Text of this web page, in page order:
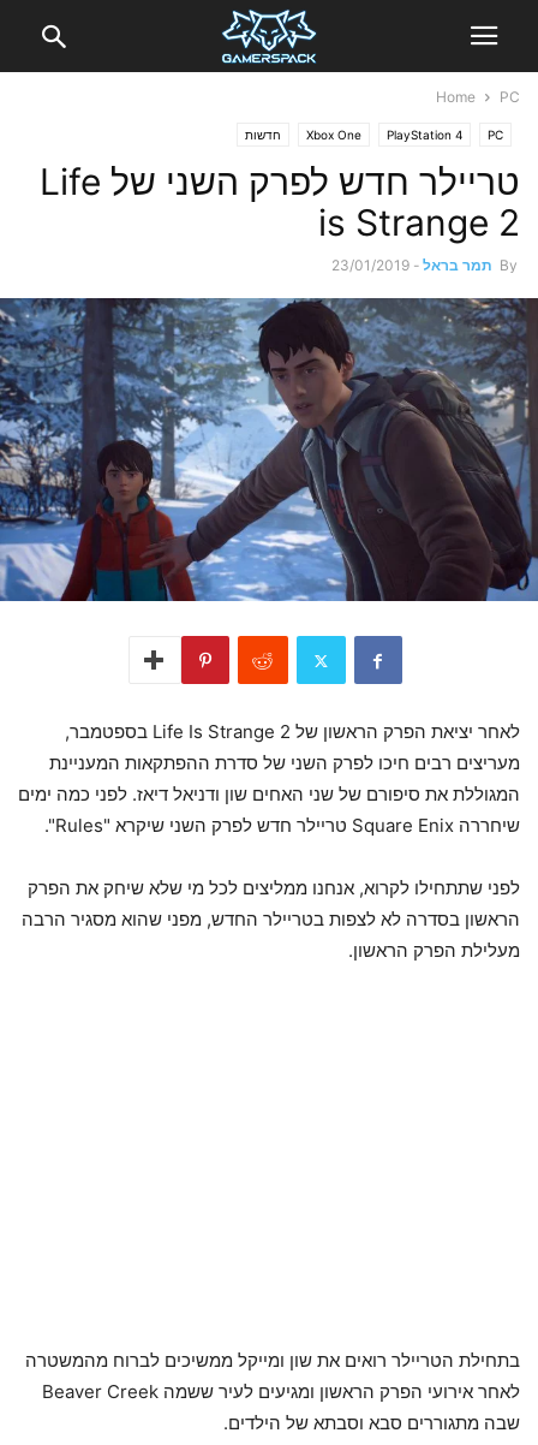
Home PC
PC
PlayStation 4
Xbox One חדשות
טריילר חדש לפרק השני של Life
is Strange 2
By תמר בראל -
23/01/2019
לאחר יציאת הפרק הראשון של Life Is Strange 2 בספטמבר,
מעריצים רבים חיכו לפרק השני של סדרת ההפתקאות המעניינת
המגוללת את סיפורם של שני האחים שון ודניאל דיאז. לפני כמה ימים
שיחררה Square Enix טריילר חדש לפרק השני שיקרא "Rules".
לפני שתתחילו לקרוא, אנחנו ממליצים לכל מי שלא שיחק את הפרק
הראשון בסדרה לא לצפות בטריילר החדש, מפני שהוא מסגיר הרבה
מעלילת הפרק הראשון.
בתחילת הטריילר רואים את שון ומייקל ממשיכים לברוח מהמשטרה
לאחר אירועי הפרק הראשון ומגיעים לעיר ששמה Beaver Creek
שבה מתגוררים סבא וסבתא של הילדים.